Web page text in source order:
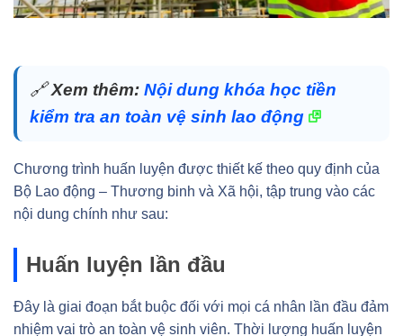
🔗Xem thêm: Nội dung khóa học tiền
kiểm tra an toàn vệ sinh lao động
Chương trình huấn luyện được thiết kế theo quy định của
Bộ Lao động – Thương binh và Xã hội, tập trung vào các
nội dung chính như sau:
Huấn luyện lần đầu
Đây là giai đoạn bắt buộc đối với mọi cá nhân lần đầu đảm
nhiệm vai trò an toàn vệ sinh viên. Thời lượng huấn luyện